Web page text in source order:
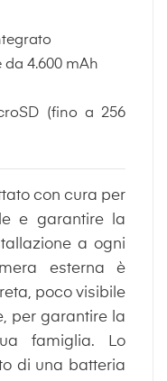
4.600 mAh
(fino a 256
con cura per
e garantire la
a ogni
esterna è
poco visibile
per garantire la
famiglia. Lo
di una batteria